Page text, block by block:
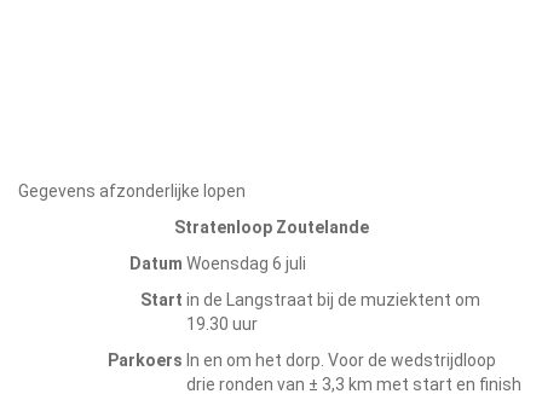
Gegevens afzonderlijke lopen
Stratenloop Zoutelande
Datum Woensdag 6 juli
Start in de Langstraat bij de muziektent om
19.30 uur
Parkoers In en om het dorp. Voor de wedstrijdloop
drie ronden van ± 3,3 km met start en finish